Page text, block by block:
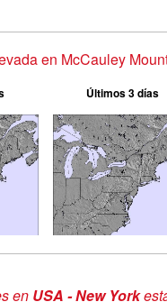
en McCauley
Últimos 3 días
en USA - New York